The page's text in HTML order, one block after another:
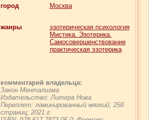
город
Москва
жанры
эзотерическая психология
Мистика. Эзотерика.
Самосовершенствование
практическая эзотерика
комментарий владельца:
Закон Ментализма
Издательство: Литера Нова
Переплет: ламинированный мягкий; 258
страниц; 2021 г.